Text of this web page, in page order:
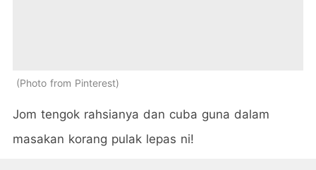
Photo from Pinterest
Jom tengok rahsianya dan cuba guna dalam
masakan korang pulak lepas ni!